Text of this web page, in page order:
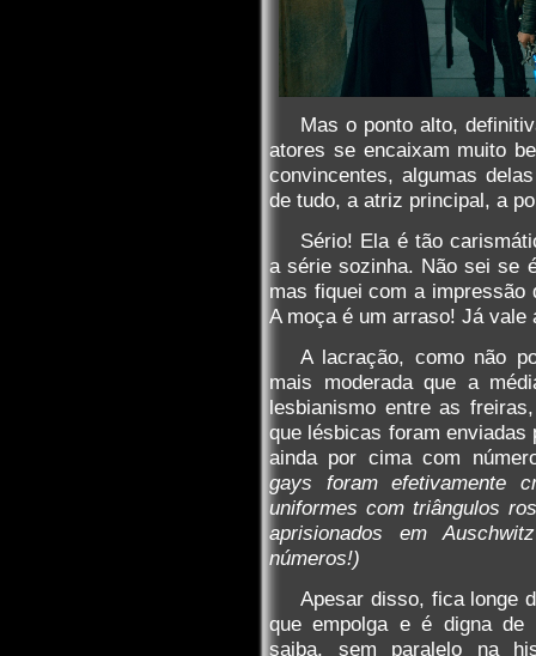
Mas o ponto alto,
atores se encaixam muito
convincentes, algumas
de tudo, a atriz principal, a
Sério! Ela é tão
a série sozinha. Não sei se
mas fiquei com a
A moça é um arraso! Já vale
A lacração, como não
mais moderada que a
lesbianismo entre as
que lésbicas foram
ainda por cima com
gays foram efetivamente
uniformes com triângulos
aprisionados em
números!)
Apesar disso, fica longe
que empolga e é digna de
saiba, sem paralelo na